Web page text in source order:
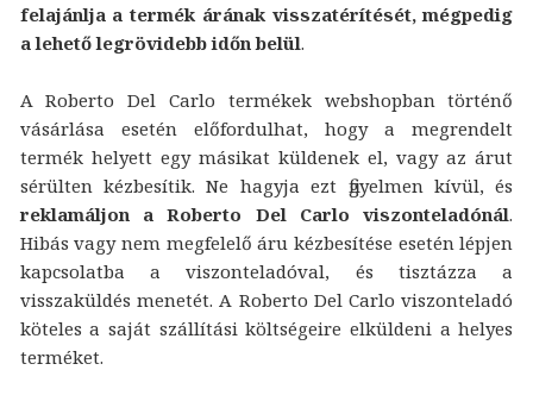
felajánlja a termék árának visszatérítését, mégpedig
a lehető legrövidebb időn belül.
A Roberto Del Carlo termékek webshopban történő
vásárlása esetén előfordulhat, hogy a megrendelt
termék helyett egy másikat küldenek el, vagy az árut
sérülten kézbesítik. Ne hagyja ezt figyelmen kívül, és
reklamáljon a Roberto Del Carlo viszonteladónál.
Hibás vagy nem megfelelő áru kézbesítése esetén lépjen
kapcsolatba a viszonteladóval, és tisztázza a
visszaküldés menetét. A Roberto Del Carlo viszonteladó
köteles a saját szállítási költségeire elküldeni a helyes
terméket.